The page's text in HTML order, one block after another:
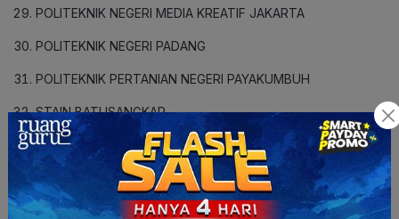
POLITEKNIK NEGERI MEDIA KREATIF JAKARTA
POLITEKNIK NEGERI PADANG
POLITEKNIK PERTANIAN NEGERI PAYAKUMBUH
STAIN BATUSANGKAR
STAIN DATOKARAMA PALU
STAIN JEMBER
STAIN KEDIRI